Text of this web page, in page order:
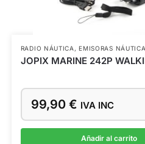
RADIO NÁUTICA ,EMISORAS
JOPIX MARINE 242P
99,90 € IVA INC
Añadir al carrito